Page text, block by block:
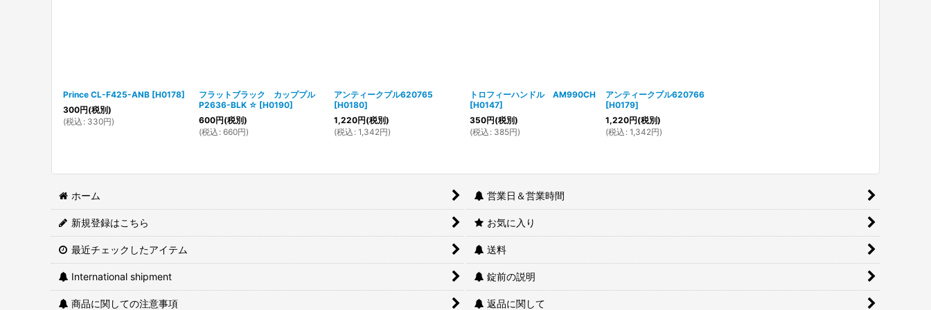
Prince CL-F425-ANB [H0178]
300円(税別)
(税込 : 330円)
フラットブラック カッププル
P2636-BLK ☆ [H0190]
600円(税別)
(税込 : 660円)
アンティークプル620765
[H0180]
1,220円(税別)
(税込 : 1,342円)
トロフィーハンドル AM990CH
[H0147]
350円(税別)
(税込 : 385円)
アンティークプル620766
[H0179]
1,220円(税別)
(税込 : 1,342円)
ホーム 営業日＆営業時間
新規登録はこちら お気に入り
最近チェックしたアイテム 送料
International shipment 錠前の説明
商品に関しての注意事項 返品に関して